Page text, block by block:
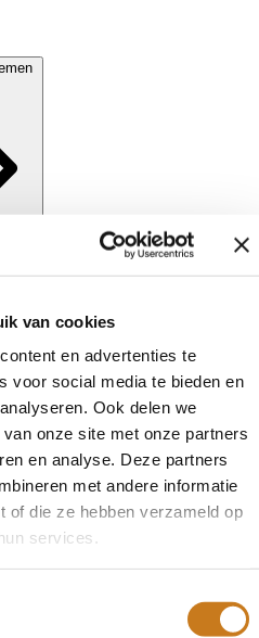
van cookies
en advertenties te
voor social media te bieden en
Ook delen we
onze site met onze partners
en analyse. Deze partners
met andere informatie
of die ze hebben verzameld op
services.
2014